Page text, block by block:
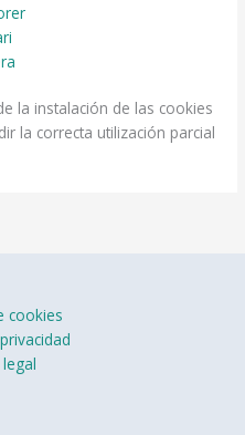
la instalación de las cookies
la correcta utilización parcial
cookies